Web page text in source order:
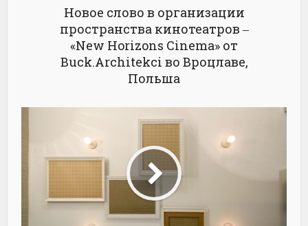
Новое слово в организации
пространства кинотеатров ‒
«New Horizons Cinema» от
Buck.Architekci во Вроцлаве,
Польша